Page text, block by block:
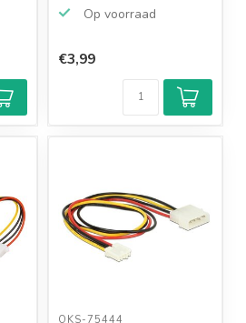
Op voorraad
€3,99
OKS-75444